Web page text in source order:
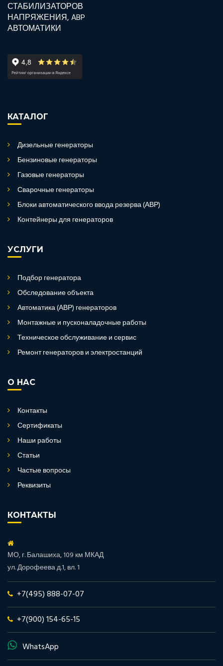
КАТАЛОГ
Дизельные генераторы
Бензиновые генераторы
Газовые генераторы
Сварочные генераторы
Блоки автоматического ввода резерва (АВР)
Контейнеры для генераторов
УСЛУГИ
Подбор генератора
Обследование объекта
Автоматика (АВР) генераторов
Монтажные и пусконаладочные работы
Техническое обслуживание и сервис
Ремонт генераторов и электростанций
О НАС
Контакты
Сертификаты
Наши работы
Статьи
Частые вопросы
Реквизиты
КОНТАКТЫ
МО, г. Балашиха, 109 км МКАД
ул. Дорофеева д.1, вл. 1
+7(495) 888-07-07
+7(900) 154-65-15
WhatsApp